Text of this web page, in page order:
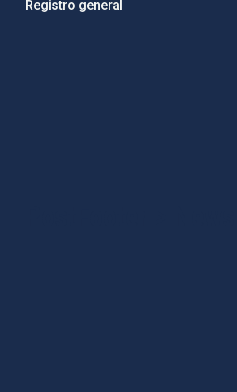
Registro general